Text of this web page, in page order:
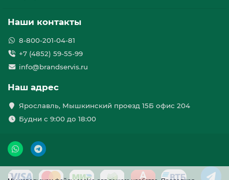
Наши контакты
8-800-201-04-81
+7 (4852) 59-55-99
info@brandservis.ru
Наш адрес
Ярославль, Мышкинский проезд 15Б офис 204
Будни с 9:00 до 18:00